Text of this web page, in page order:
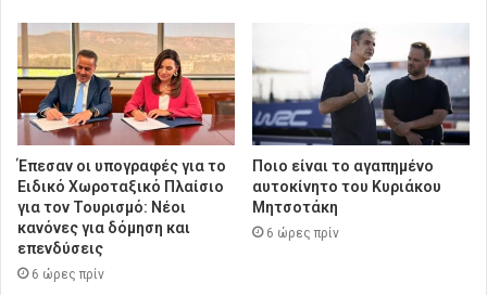
Έπεσαν οι υπογραφές για το
Ειδικό Χωροταξικό Πλαίσιο
για τον Τουρισμό: Νέοι
κανόνες για δόμηση και
επενδύσεις
6 ώρες πρίν
Ποιο είναι το αγαπημένο
αυτοκίνητο του Κυριάκου
Μητσοτάκη
6 ώρες πρίν